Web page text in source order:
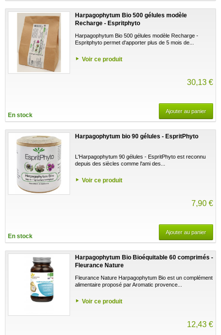
Harpagophytum Bio 500 gélules modèle
Recharge - Espritphyto
Harpagophytum Bio 500 gélules modèle Recharge -
Espritphyto permet d'apporter plus de 5 mois de...
Voir ce produit
30,13 €
En stock
Ajouter au panier
Harpagophytum bio 90 gélules - EspritPhyto
L'Harpagophytum 90 gélules - EspritPhyto est reconnu
depuis des siècles comme l'ami des...
Voir ce produit
7,90 €
En stock
Ajouter au panier
Harpagophytum Bio Bioéquitable 60 comprimés -
Fleurance Nature
Fleurance Nature Harpagophytum Bio est un complément
alimentaire proposé par Aromatic provence...
Voir ce produit
12,43 €